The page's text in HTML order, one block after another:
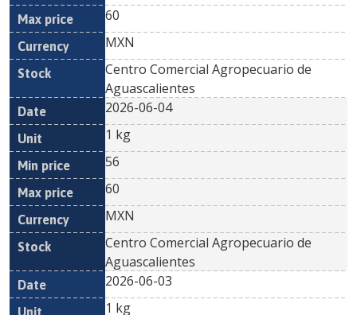
60
MXN
Centro Comercial Agropecuario de
Aguascalientes
2026-06-04
1 kg
56
60
MXN
Centro Comercial Agropecuario de
Aguascalientes
2026-06-03
1 kg